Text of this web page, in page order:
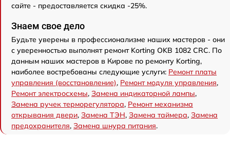
сайте - предоставляется скидка -25%.
Знаем свое дело
Будьте уверены в профессионализме наших мастеров - они
с уверенностью выполнят ремонт Korting OKB 1082 CRC. По
данным наших мастеров в Кирове по ремонту Korting,
наиболее востребованы следующие услуги: Ремонт платы
управления (восстановление), Ремонт модуля управления,
Ремонт электросхемы, Замена индикаторной лампы,
Замена ручек терморегулятора, Ремонт механизма
открывания двери, Замена ТЭН, Замена таймера, Замена
предохранителя, Замена шнура питания.